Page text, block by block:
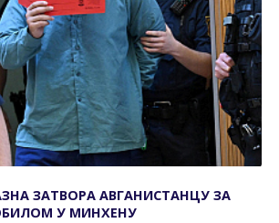
ЗАТВОРА АВГАНИСТАНЦУ ЗА
У МИНХЕНУ